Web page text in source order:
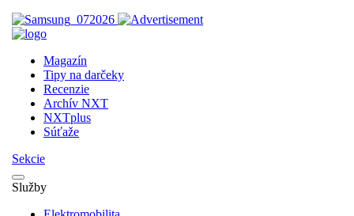
Magazín
Tipy na darčeky
Recenzie
Archív NXT
NXTplus
Súťaže
Sekcie
Služby